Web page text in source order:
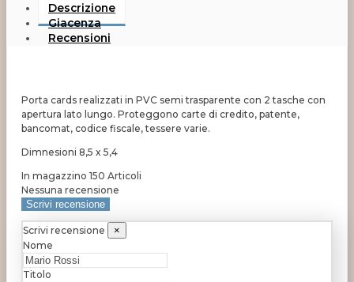
Descrizione
Giacenza
Recensioni
Porta cards realizzati in PVC semi trasparente con 2 tasche con
apertura lato lungo. Proteggono carte di credito, patente,
bancomat, codice fiscale, tessere varie.
Dimnesioni 8,5 x 5,4
In magazzino 150 Articoli
Nessuna recensione
Scrivi recensione
Scrivi recensione
×
Nome
Titolo